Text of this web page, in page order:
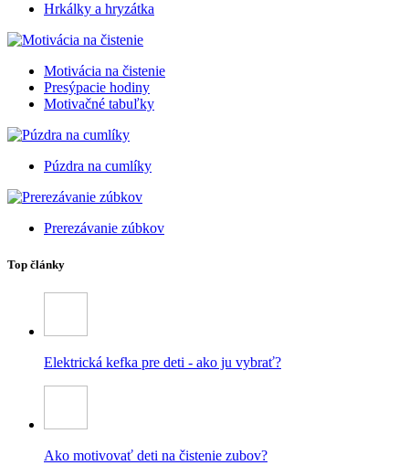
Hrkálky a hryzátka
Motivácia na čistenie
Presýpacie hodiny
Motivačné tabuľky
Púzdra na cumlíky
Prerezávanie zúbkov
Top články
Elektrická kefka pre deti - ako ju vybrať?
Ako motivovať deti na čistenie zubov?